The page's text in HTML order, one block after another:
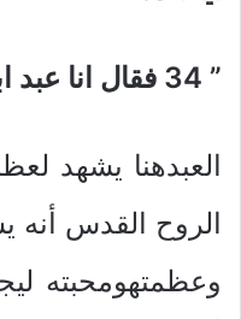
” 34 فقال انا عبد
العبدهنا يشهد
الروح القدس
وعظمتهومحبته